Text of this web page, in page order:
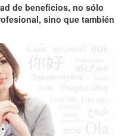
de beneficios, no sólo
sino que también